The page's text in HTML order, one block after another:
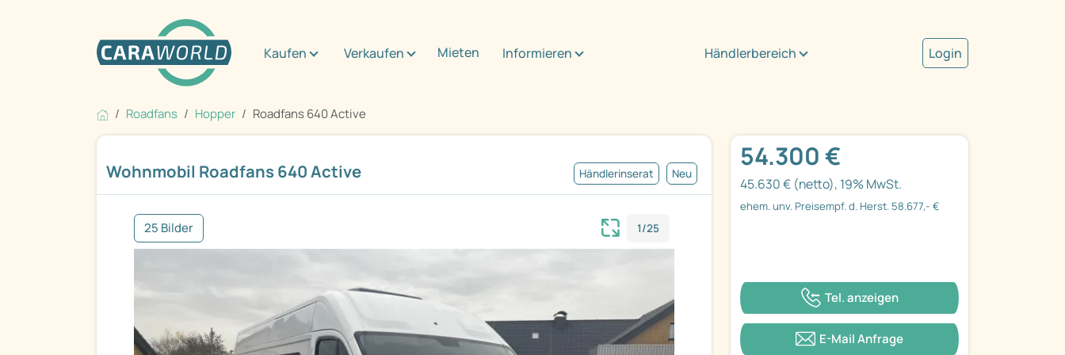
Kaufen Verkaufen Mieten Informieren Händlerbereich Login
Roadfans Hopper Roadfans 640 Active
Wohnmobil Roadfans 640 Active Händlerinserat Neu
25 Bilder 1/25
54.300 €
45.630 € (netto), 19% MwSt.
ehem. unv. Preisempf. d. Herst. 58.677,- €
Tel. anzeigen
E-Mail Anfrage